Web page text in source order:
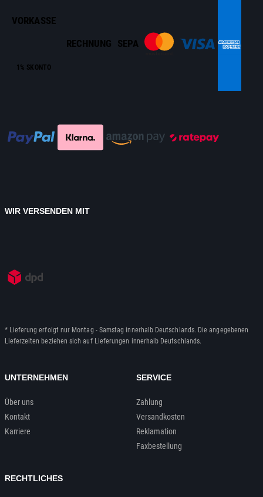
VORKASSE
1% SKONTO
RECHNUNG SEPA
WIR VERSENDEN MIT
* Lieferung erfolgt nur Montag - Samstag innerhalb Deutschlands. Die angegebenen
Lieferzeiten beziehen sich auf Lieferungen innerhalb Deutschlands.
UNTERNEHMEN
Über uns
Kontakt
Karriere
SERVICE
Zahlung
Versandkosten
Reklamation
Faxbestellung
RECHTLICHES